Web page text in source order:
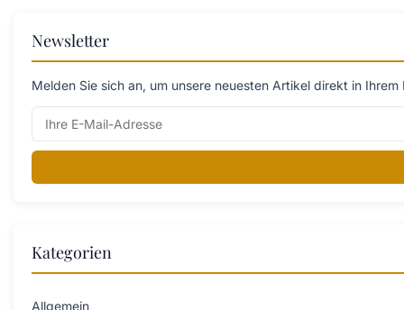
Newsletter
Melden Sie sich an, um unsere neuesten Artikel direkt in
Kategorien
Allgemein